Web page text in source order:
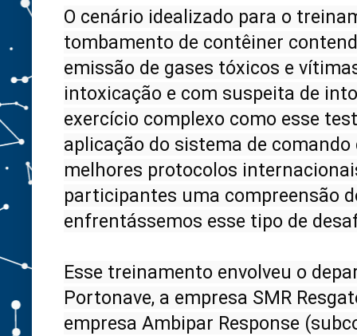
O cenário idealizado para o
tombamento de contêiner
emissão de gases tóxicos e
intoxicação e com suspeita de
exercício complexo como esse
aplicação do sistema de
melhores protocolos
participantes uma compreensão
enfrentássemos esse tipo de
Esse treinamento envolveu o
Portonave, a empresa SMR
empresa Ambipar Response